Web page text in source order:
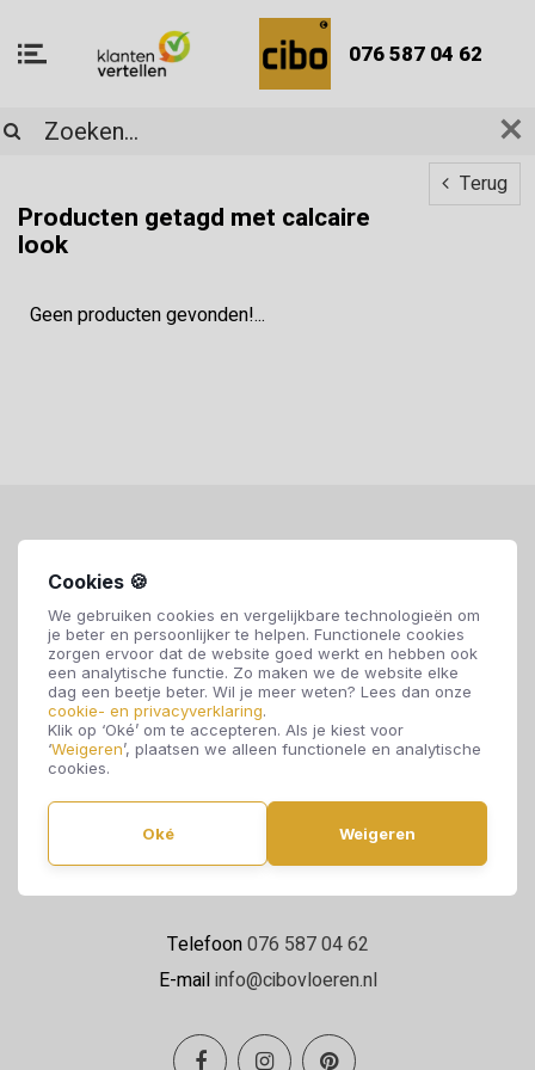
Cookies 🍪
We gebruiken cookies en vergelijkbare technologieën om
je beter en persoonlijker te helpen. Functionele cookies
zorgen ervoor dat de website goed werkt en hebben ook
een analytische functie. Zo maken we de website elke
dag een beetje beter. Wil je meer weten? Lees dan onze
cookie- en privacyverklaring.
Klik op ‘Oké’ om te accepteren. Als je kiest voor
‘Weigeren’, plaatsen we alleen functionele en analytische
cookies.
Oké Weigeren
076 587 04 62
Terug
Producten getagd met calcaire
look
Geen producten gevonden!...
Cibo Vloeren
4814 NE Breda
Maandag t/m zaterdag 09:00 - 17:00
Telefoon076 587 04 62
E-mailinfo@cibovloeren.nl